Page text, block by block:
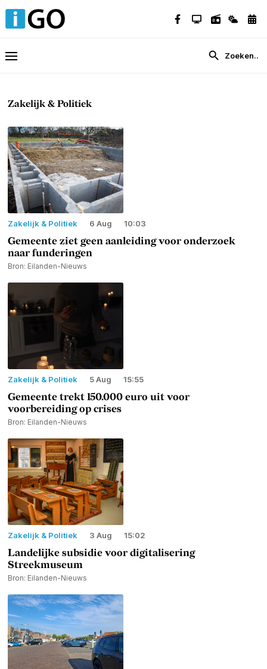
Zakelijk & Politiek
Zakelijk & Politiek 6 Aug 10:03
Gemeente ziet geen aanleiding voor onderzoek
naar funderingen
Bron: Eilanden-Nieuws
Zakelijk & Politiek 5 Aug 15:55
Gemeente trekt 150.000 euro uit voor
voorbereiding op crises
Bron: Eilanden-Nieuws
Zakelijk & Politiek 3 Aug 15:02
Landelijke subsidie voor digitalisering
Streekmuseum
Bron: Eilanden-Nieuws